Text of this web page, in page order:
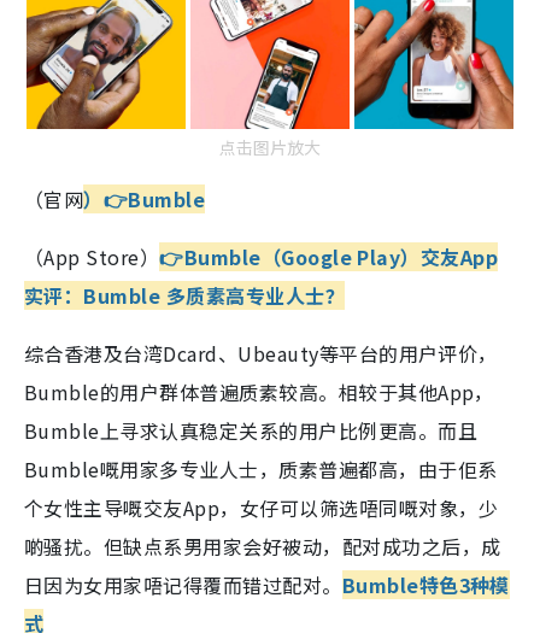
点击图片放大
（官网） 👉Bumble
（App Store）👉Bumble（Google Play） 交友App
实评：Bumble 多质素高专业人士？
综合香港及台湾Dcard、Ubeauty等平台的用户评价，
Bumble的用户群体普遍质素较高。相较于其他App，
Bumble上寻求认真稳定关系的用户比例更高。而且
Bumble嘅用家多专业人士，质素普遍都高，由于佢系
个女性主导嘅交友App，女仔可以筛选唔同嘅对象，少
啲骚扰。但缺点系男用家会好被动，配对成功之后，成
日因为女用家唔记得覆而错过配对。 Bumble特色3种模
式